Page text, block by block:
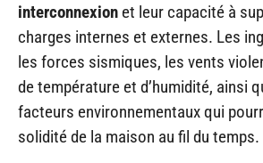
interconnexion et leur capacité à
charges internes et externes. Les
les forces sismiques, les vents
de température et d’humidité, ainsi
facteurs environnementaux qui
solidité de la maison au fil du temps.